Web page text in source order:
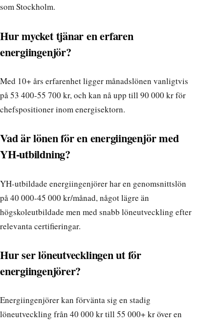
som Stockholm.
Hur mycket tjänar en erfaren
energiingenjör?
Med 10+ års erfarenhet ligger månadslönen vanligtvis
på 53 400-55 700 kr, och kan nå upp till 90 000 kr för
chefspositioner inom energisektorn.
Vad är lönen för en energiingenjör med
YH-utbildning?
YH-utbildade energiingenjörer har en genomsnittslön
på 40 000-45 000 kr/månad, något lägre än
högskoleutbildade men med snabb löneutveckling efter
relevanta certifieringar.
Hur ser löneutvecklingen ut för
energiingenjörer?
Energiingenjörer kan förvänta sig en stadig
löneutveckling från 40 000 kr till 55 000+ kr över en